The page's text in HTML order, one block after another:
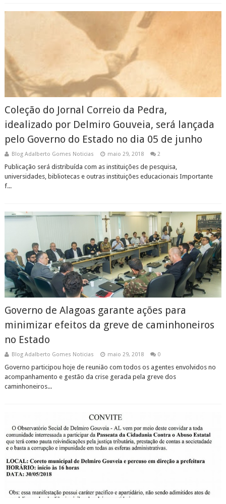
Coleção do Jornal Correio da Pedra,
idealizado por Delmiro Gouveia, será lançada
pelo Governo do Estado no dia 05 de junho
Blog Adalberto Gomes Noticias maio 29, 2018 2
Publicação será distribuída com as instituições de pesquisa,
universidades, bibliotecas e outras instituições educacionais Importante
f...
Governo de Alagoas garante ações para
minimizar efeitos da greve de caminhoneiros
no Estado
Blog Adalberto Gomes Noticias maio 29, 2018 0
Governo participou hoje de reunião com todos os agentes envolvidos no
acompanhamento e gestão da crise gerada pela greve dos
caminhoneiros...